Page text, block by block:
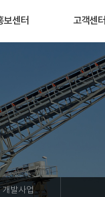
보센터 고객센터
개발사업